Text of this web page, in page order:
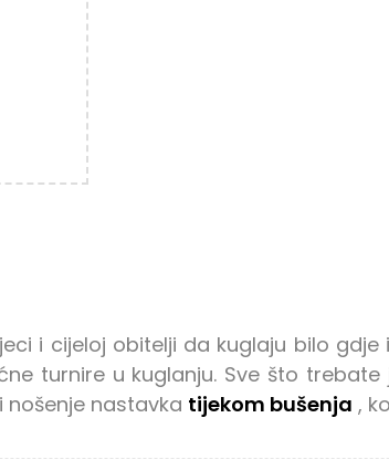
i cijeloj obitelji da kuglaju bilo gdje
turnire u kuglanju. Sve što
nošenje nastavka tijekom bušenja ,